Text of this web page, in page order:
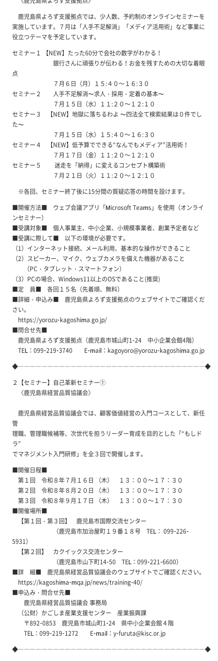
鹿児島県よろず支援拠点では、少人数、予約制のオンラインセミナーを
実施しています。７月は「人手不足解消」「メディア活用術」など事業に
役立つテーマを予定しています。
セミナー１ 【NEW】たった60分で会社の数字がわかる！
銀行さんに頑張りが伝わる！お金を残すための大切な着眼
点
７月６日（月）１５:４０～１６:３０
セミナー２ 人手不足解消〜求人・採用・定着の基本〜
７月１５日（水）１１:２０～１２:１０
セミナー３ 【NEW】地獄に落ちるわよ 〜四法全て検索結果は０件でし
た〜
７月１５日（水）１５:４０～１６:３０
セミナー４ 【NEW】低予算でできる“なんでもメディア”活用術！
７月１７日（金）１１:２０～１２:１０
セミナー５ 迷走を「納得」に変えるコンセプト構築術
７月２１日（火）１１:２０～１２:１０
※各回、セミナー終了後に15分間の質疑応答の時間を設けます。
■開催方法■ ウェブ会議アプリ「Microsoft Teams」を使用（オンライ
ンセミナー）
■受講対象■ 個人事業主、中小企業、小規模事業者、創業予定者など
■受講に際して■ 以下の環境が必要です。
（1）インターネット接続、メール利用、基本的な操作ができること
（2）スピーカー、マイク、ウェブカメラを備えた機器があること
（PC・タブレット・スマートフォン）
（3）PCの場合、Windows11以上のOSであること(推奨)
■定 員■ 各回１５名（先着順、無料）
■詳細・申込み■ 鹿児島県よろず支援拠点のウェブサイトでご確認くだ
さい。
https://yorozu-kagoshima.go.jp/
■問合せ先■
鹿児島県よろず支援拠点（鹿児島市城山町1-24 中小企業会館4階）
TEL：099-219-3740 E-mail：kagoyoro@yorozu-kagoshima.go.jp
◆――――――――――――――――――――――――――――――――◆
２【セミナー】自己革新セミナー①
〈鹿児島県経営品質協議会〉
鹿児島県経営品質協議会では、顧客価値経営の入門コースとして、新任
管
理職、管理職候補等、次世代を担うリーダー育成を目的とした「“もしド
ラ”
でマネジメント入門研修」を全３回で開催します。
■開催日程■
第１回 令和８年７月１６日 （木） １３：００～１７：３０
第２回 令和８年８月２０日 （木） １３：００～１７：３０
第３回 令和８年９月１７日 （木） １３：００～１７：３０
■開催場所■
【第１回・第３回】 鹿児島市国際交流センター
（鹿児島市加治屋町１９番１８号 TEL： 099-226-
5931）
【第２回】 カクイックス交流センター
（鹿児島市山下町14-50 TEL：099-221-6600）
■詳 細■ 鹿児島県経営品質協議会のウェブサイトでご確認ください。
https://kagoshima-mqa.jp/news/training-40/
■申込み・問合せ先■
鹿児島県経営品質協議会 事務局
（公財）かごしま産業支援センター 産業振興課
〒892-0853 鹿児島市城山町1-24 県中小企業会館４階
TEL：099-219-1272 E-mail：y-furuta@kisc.or.jp
◆――――――――――――――――――――――――――――――――◆